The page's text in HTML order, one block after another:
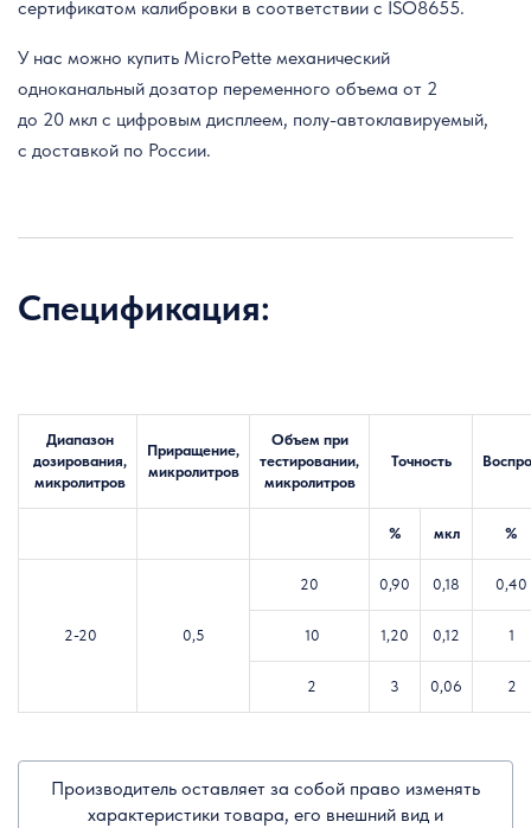
сертификатом калибровки в соответствии с ISO8655.
У нас можно купить MicroPette механический
одноканальный дозатор переменного объема от 2
до 20 мкл с цифровым дисплеем, полу-автоклавируемый,
с доставкой по России.
Спецификация:
Диапазон
дозирования,
микролитров
Приращение,
микролитров
Объем при
тестировании,
микролитров
Точность
% мкл %
2-20 0,5
20 0,90 0,18 0,40
10 1,20 0,12 1
2 3 0,06 2
Производитель оставляет за собой право изменять
характеристики товара, его внешний вид и